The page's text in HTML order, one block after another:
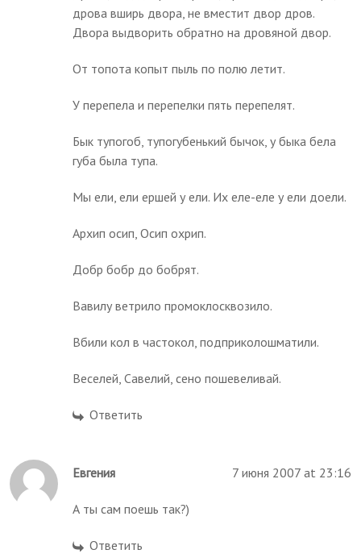
дрова вширь двора, не вместит двор дров.
Двора выдворить обратно на дровяной двор.
От топота копыт пыль по полю летит.
У перепела и перепелки пять перепелят.
Бык тупогоб, тупогубенький бычок, у быка бела
губа была тупа.
Мы ели, ели ершей у ели. Их еле-еле у ели доели.
Архип осип, Осип охрип.
Добр бобр до бобрят.
Вавилу ветрило промоклосквозило.
Вбили кол в частокол, подприколошматили.
Веселей, Савелий, сено пошевеливай.
Ответить
Евгения 7 июня 2007 at 23:16
А ты сам поешь так?)
Ответить